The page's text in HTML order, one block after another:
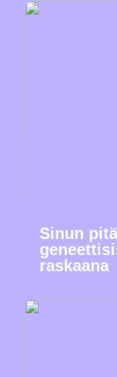
Sinun
raskaana